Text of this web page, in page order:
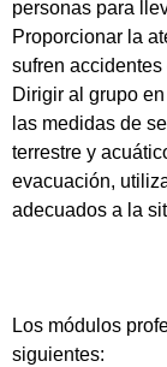
personas para
Proporcionar la
sufren
Dirigir al grupo
las medidas de
terrestre y
evacuación,
adecuados a la
Los módulos
siguientes: